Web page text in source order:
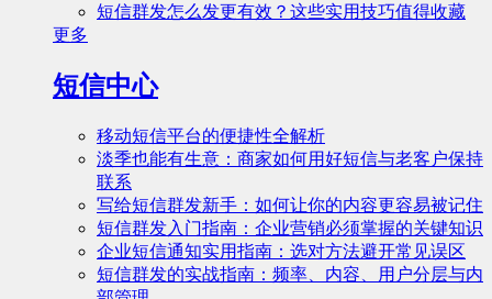
短信群发怎么发更有效？这些实用技巧值得收藏
更多
短信中心
移动短信平台的便捷性全解析
淡季也能有生意：商家如何用好短信与老客户保持
联系
写给短信群发新手：如何让你的内容更容易被记住
短信群发入门指南：企业营销必须掌握的关键知识
企业短信通知实用指南：选对方法避开常见误区
短信群发的实战指南：频率、内容、用户分层与内